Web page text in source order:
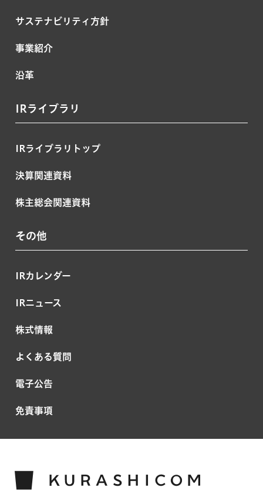
サステナビリティ方針
事業紹介
沿革
IRライブラリ
IRライブラリトップ
決算関連資料
株主総会関連資料
その他
IRカレンダー
IRニュース
株式情報
よくある質問
電子公告
免責事項